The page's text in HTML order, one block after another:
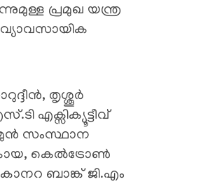
പ്രമുഖ യന്ത്ര
തൃശ്ശൂർ
എക്സിക്യൂട്ടീവ്
സംസ്ഥാന
കെൽട്രോൺ
ബാങ്ക് ജി.എം